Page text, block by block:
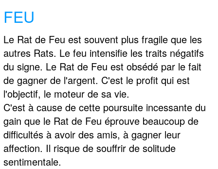
FEU
Le Rat de Feu est souvent plus fragile que les
autres Rats. Le feu intensifie les traits négatifs
du signe. Le Rat de Feu est obsédé par le fait
de gagner de l'argent. C'est le profit qui est
l'objectif, le moteur de sa vie.
C'est à cause de cette poursuite incessante du
gain que le Rat de Feu éprouve beaucoup de
difficultés à avoir des amis, à gagner leur
affection. Il risque de souffrir de solitude
sentimentale.